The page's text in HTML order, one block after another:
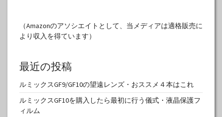
（Amazonのアソシエイトとして、当メディアは適格販売に
より収入を得ています）
最近の投稿
ルミックスGF9/GF10の望遠レンズ・おススメ４本はこれ
ルミックスGF10を購入したら最初に行う儀式・液晶保護フ
ィルム